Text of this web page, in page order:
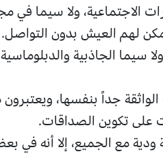
الاجتماعية، ولا سيما في
لهم العيش بدون التواصل.
سيما الجاذبية
جداً بنفسها،
على تكوين الصداقات.
مع الجميع، إلا أنه في